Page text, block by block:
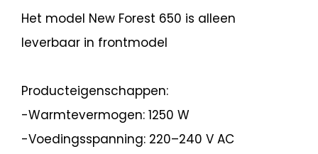
Het model New Forest 650 is alleen
leverbaar in frontmodel
Producteigenschappen:
-Warmtevermogen: 1250 W
-Voedingsspanning: 220–240 V AC